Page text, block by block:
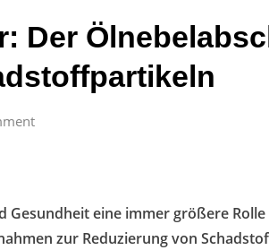
Der
eine immer größere Rolle
zur Reduzierung von